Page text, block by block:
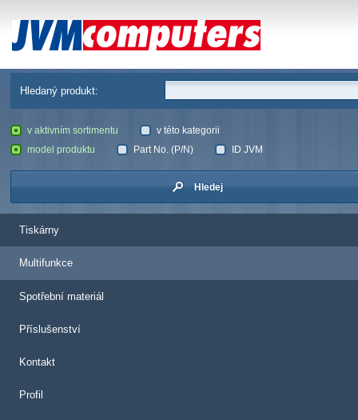
JVM Computers
Hledaný produkt:
v aktivním sortimentu
v této kategorii
model produktu
Part No. (P/N) ID JVM
Hledej
Tiskárny
Multifunkce
Spotřební materiál
Příslušenství
Kontakt
Profil